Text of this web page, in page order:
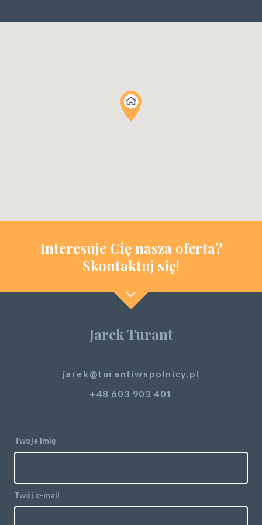
Interesuje Cię nasza oferta?
Skontaktuj się!
Jarek Turant
jarek@turantiwspolnicy.pl
+48 603 903 401
Twoje Imię
Twój e-mail